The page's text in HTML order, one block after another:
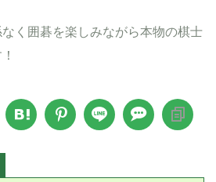
く囲碁を楽しみながら本物の棋士